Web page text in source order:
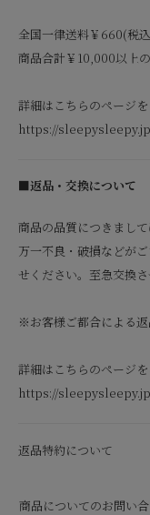
全国一律送料￥660(税
商品合計￥10,000以上
詳細はこちらのページを
https://
■返品・交換について
商品の品質につきまし
万一不良・破損などが
せください。至急交換さ
※お客様ご都合による返
詳細はこちらのページを
https://
返品特約について
商品についてのお問い